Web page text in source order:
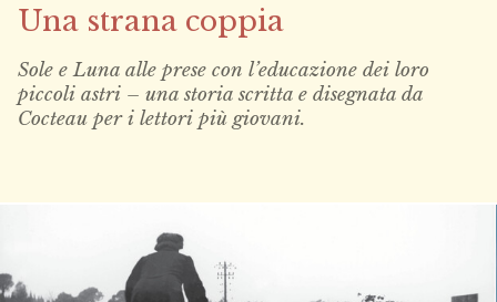
Una strana coppia
Sole e Luna alle prese con l’educazione dei loro
piccoli astri – una storia scritta e disegnata da
Cocteau per i lettori più giovani.